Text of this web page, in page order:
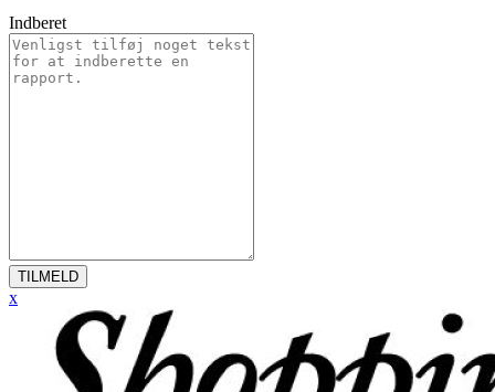
Indberet
TILMELD
x